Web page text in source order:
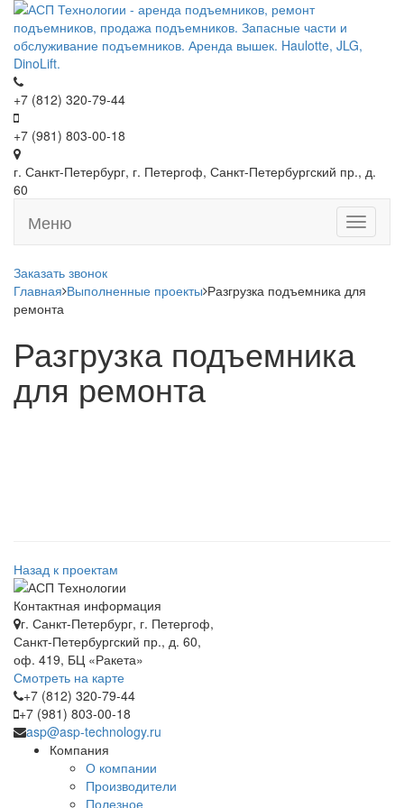
+7 (812) 320-79-44
+7 (981) 803-00-18
г. Санкт-Петербург, г. Петергоф, Санкт-Петербургский пр., д.
60
Меню
Меню
Заказать звонок
Главная Выполненные проекты Разгрузка подъемника для
ремонта
Разгрузка подъемника
для ремонта
Назад к проектам
Контактная информация
г. Санкт-Петербург, г. Петергоф,
Санкт-Петербургский пр., д. 60,
оф. 419, БЦ «Ракета»
Смотреть на карте
+7 (812) 320-79-44
+7 (981) 803-00-18
asp@asp-technology.ru
Компания
О компании
Производители
Полезное